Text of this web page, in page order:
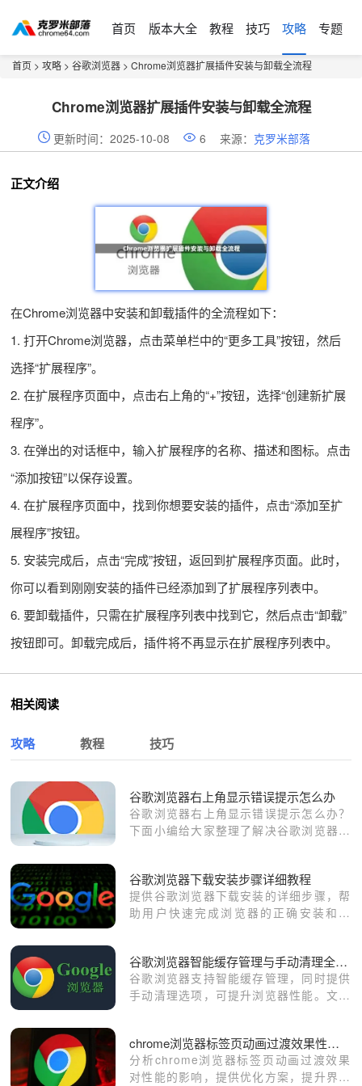
首页 版本大全 教程 技巧 攻略 专题
首页 > 攻略 > 谷歌浏览器 > Chrome浏览器扩展插件安装与卸载全流程
Chrome浏览器扩展插件安装与卸载全流程
更新时间：2025-10-08 6 来源： 克罗米部落
正文介绍
在Chrome浏览器中安装和卸载插件的全流程如下：
1. 打开Chrome浏览器，点击菜单栏中的“更多工具”按钮，然后
选择“扩展程序”。
2. 在扩展程序页面中，点击右上角的“+”按钮，选择“创建新扩展
程序”。
3. 在弹出的对话框中，输入扩展程序的名称、描述和图标。点击
“添加按钮”以保存设置。
4. 在扩展程序页面中，找到你想要安装的插件，点击“添加至扩
展程序”按钮。
5. 安装完成后，点击“完成”按钮，返回到扩展程序页面。此时，
你可以看到刚刚安装的插件已经添加到了扩展程序列表中。
6. 要卸载插件，只需在扩展程序列表中找到它，然后点击“卸载”
按钮即可。卸载完成后，插件将不再显示在扩展程序列表中。
相关阅读
攻略 教程 技巧
谷歌浏览器右上角显示错误提示怎么办
谷歌浏览器右上角显示错误提示怎么办？
下面小编给大家整理了解决谷歌浏览器右
谷歌浏览器下载安装步骤详细教程
提供谷歌浏览器下载安装的详细步骤，帮
助用户快速完成浏览器的正确安装和配
谷歌浏览器智能缓存管理与手动清理全流程操作
谷歌浏览器支持智能缓存管理，同时提供
手动清理选项，可提升浏览器性能。文章
chrome浏览器标签页动画过渡效果性能影响
分析chrome浏览器标签页动画过渡效果
对性能的影响，提供优化方案，提升界面